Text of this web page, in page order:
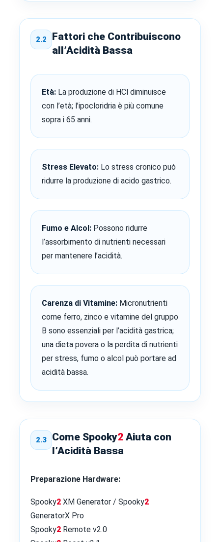
2.2
Fattori che Contribuiscono
all’Acidità Bassa
Età: La produzione di HCl diminuisce
con l’età; l’ipocloridria è più comune
sopra i 65 anni.
Stress Elevato: Lo stress cronico può
ridurre la produzione di acido gastrico.
Fumo e Alcol: Possono ridurre
l’assorbimento di nutrienti necessari
per mantenere l’acidità.
Carenza di Vitamine: Micronutrienti
come ferro, zinco e vitamine del gruppo
B sono essenziali per l’acidità gastrica;
una dieta povera o la perdita di nutrienti
per stress, fumo o alcol può portare ad
acidità bassa.
2.3 Come Spooky2 Aiuta con
l’Acidità Bassa
Preparazione Hardware:
Spooky2 XM Generator / Spooky2
GeneratorX Pro
Spooky2 Remote v2.0